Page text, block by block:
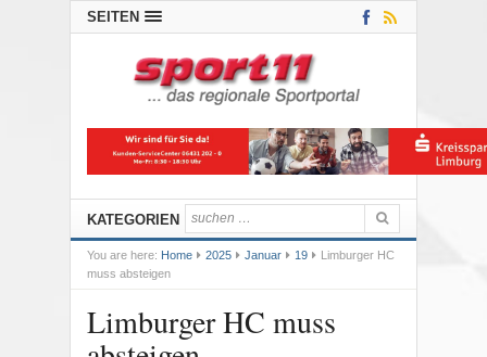
SEITEN
KATEGORIEN
You are here: Home 2025 Januar 19
Limburger HC
muss absteigen
Limburger HC muss